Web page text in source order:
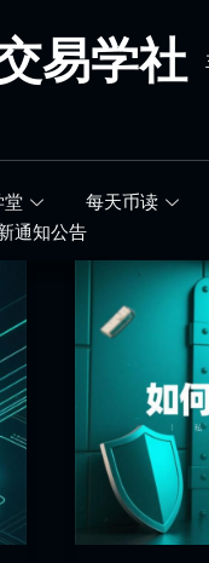
易学社
堂 每天币读
通知公告
何
安
加
密
币？